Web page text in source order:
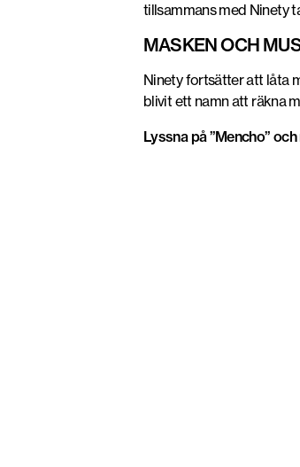
tillsammans med Ninety
MASKEN OCH
Ninety fortsätter att låta
blivit ett namn att räkna
Lyssna på ”Mencho”